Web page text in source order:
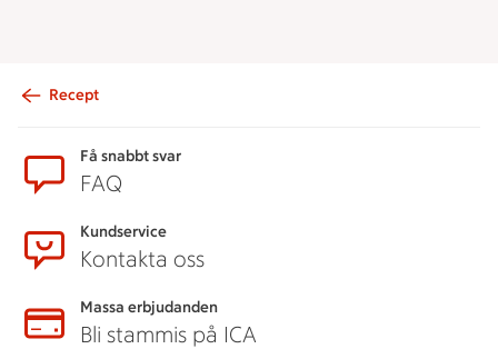
Recept
Få snabbt svar
FAQ
Kundservice
Kontakta oss
Massa erbjudanden
Bli stammis på ICA